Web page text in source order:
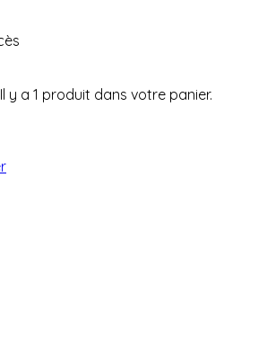
Il y a 1 produit dans votre panier.